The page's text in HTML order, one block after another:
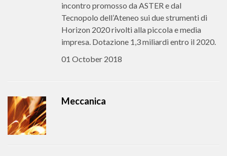
incontro promosso da ASTER e dal
Tecnopolo dell’Ateneo sui due strumenti di
Horizon 2020 rivolti alla piccola e media
impresa. Dotazione 1,3 miliardi entro il 2020.
01 October 2018
Meccanica